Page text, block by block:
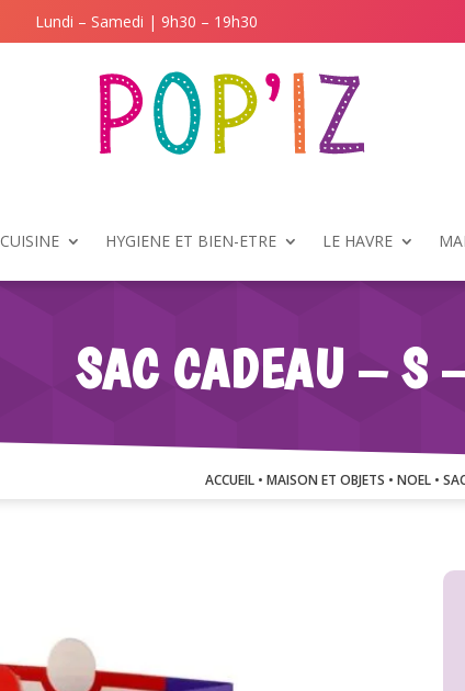
Lundi – Samedi | 9h30 – 19h30
CUISINE HYGIENE ET BIEN-ETRE LE HAVRE
SAC CADEAU – S
ACCUEIL• MAISON ET OBJETS • NOEL•